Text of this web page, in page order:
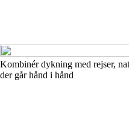
Kombinér dykning med rejser,
der går hånd i hånd